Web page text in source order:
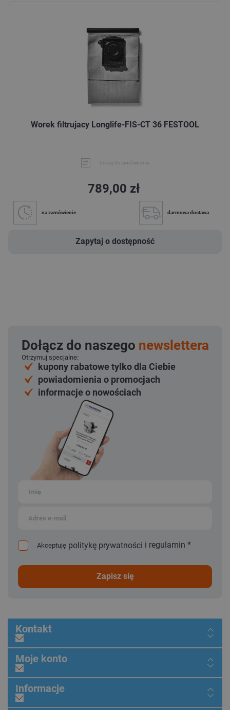
Worek filtrujacy Longlife-FIS-CT 36 FESTOOL
dodaj do porównania
789,00 zł
na zamówienie darmowa dostawa
Zapytaj o dostępność
Dołącz do naszego newslettera
Otrzymuj specjalne:
kupony rabatowe tylko dla Ciebie
powiadomienia o promocjach
informacje o nowościach
Akceptuję politykę prywatności i regulamin *
zapisz się
Kontakt
Moje konto
Informacje